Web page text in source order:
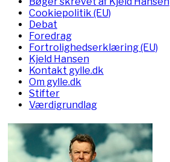
Cookiepolitik (EU)
Debat
Foredrag
Fortrolighedserklæring (EU)
Kjeld Hansen
Kontakt gylle.dk
Om gylle.dk
Stifter
Værdigrundlag